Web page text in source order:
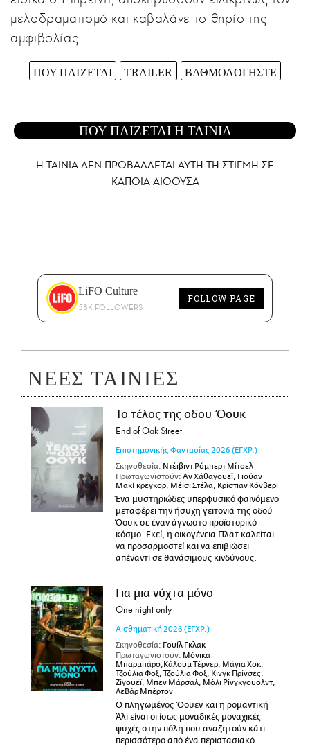
μελοδραματισμό και καβαλάνε το θηρίο της
αμφιβολίας.
ΠΟΥ ΠΑΙΖΕΤΑΙ TRAILER ΒΑΘΜΟΛΟΓΗΣΤΕ
ΠΟΥ ΠΑΙΖΕΤΑΙ Η ΤΑΙΝΙΑ
Η ΤΑΙΝΙΑ ΔΕΝ ΠΡΟΒΑΛΛΕΤΑΙ AYTH ΤΗ ΣΤΙΓΜΗ ΣΕ
ΚΑΠΟΙΑ ΑΙΘΟΥΣΑ
LiFO Culture
58K FOLLOWERS
FOLLOW PAGE
ΝΕΕΣ ΤΑΙΝΙΕΣ
Το τέλος της οδου Όουκ
End of Oak Street
Επιστημονικής Φαντασίας 2026 (ΕΓΧΡ.)
Σκηνοθεσία: Ντέιβιντ Ρόμπερτ Μίτσελ
Πρωταγωνιστούν: Αν Χάθαγουεϊ, Γιούαν
ΜακΓκρέγκορ, Μέισι Στέλα, Κρίστιαν Κόνβερι
Ένα μυστηριώδες υπερφυσικό φαινόμενο
μεταφέρει την ήσυχη γειτονιά της οδού
Όουκ σε έναν άγνωστο προϊστορικό
κόσμο. Εκεί, η οικογένεια Πλατ καλείται
να προσαρμοστεί και να επιβιώσει
απέναντι σε θανάσιμους κινδύνους.
Για μια νύχτα μόνο
One night only
Αισθηματική 2026 (ΕΓΧΡ.)
Σκηνοθεσία: Γουίλ Γκλακ
Πρωταγωνιστούν: Μόνικα
Μπαρμπάρο,Κάλουμ Τέρνερ, Μάγια Χοκ,
Τζούλια Φοξ, Τζούλια Φοξ, Κινγκ Πρίνσες,
Ζίγουεϊ, Μπεν Μάρσαλ, Μόλι Ρίνγκγουολντ,
ΛεΒάρ Μπέρτον
Ο πληγωμένος Όουεν και η ρομαντική
Άλι είναι οι ίσως μοναδικές μοναχικές
ψυχές στην πόλη που αναζητούν κάτι
περισσότερο από ένα περιστασιακό